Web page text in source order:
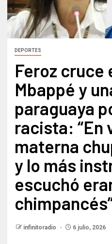
DEPORTES
Feroz cruce
Mbappé y
paraguaya
racista: “En
materna
y lo más
escuchó
infinitoradio 6 julio, 2026